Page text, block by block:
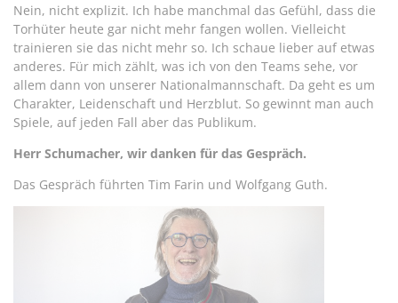
Nein, nicht explizit. Ich habe manchmal das Gefühl, dass die
Torhüter heute gar nicht mehr fangen wollen. Vielleicht
trainieren sie das nicht mehr so. Ich schaue lieber auf etwas
anderes. Für mich zählt, was ich von den Teams sehe, vor
allem dann von unserer Nationalmannschaft. Da geht es um
Charakter, Leidenschaft und Herzblut. So gewinnt man auch
Spiele, auf jeden Fall aber das Publikum.
Herr Schumacher, wir danken für das Gespräch.
Das Gespräch führten Tim Farin und Wolfgang Guth.